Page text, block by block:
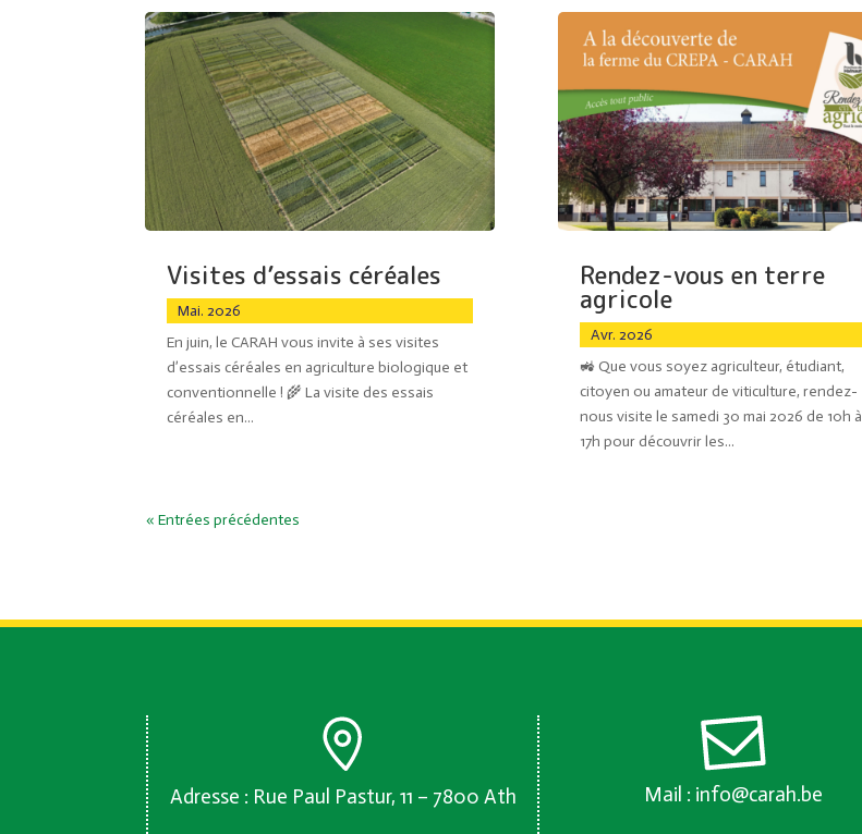
Visites d’essais céréales
Mai. 2026
En juin, le CARAH vous invite à ses visites
d’essais céréales en agriculture biologique et
conventionnelle ! 🌾 La visite des essais
céréales en...
Rendez-vous en terre
agricole
Avr. 2026
🚜 Que vous soyez agriculteur, étudiant,
citoyen ou amateur de viticulture, rendez-
nous visite le samedi 30 mai 2026 de 10h à
17h pour découvrir les...
« Entrées précédentes
Adresse : Rue Paul Pastur, 11 – 7800 Ath Mail : info@carah.be